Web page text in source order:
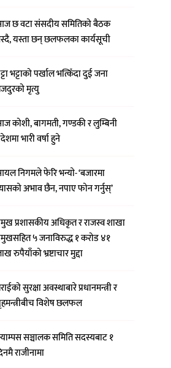
छ वटा संसदीय समितिको बैठक
यस्ता छन् छलफलका कार्यसूची
भट्टाको पर्खाल भत्किँदा दुई जना
मृत्यु
कोशी, बागमती, गण्डकी र लुम्बिनी
भारी वर्षा हुने
निगमले फेरि भन्याे- ‘बजारमा
अभाव छैन, नपाए फोन गर्नुस्’
प्रशासकीय अधिकृत र राजस्व शाखा
५ जनाविरुद्ध १ करोड ४१
रुपैयाँको भ्रष्टाचार मुद्दा
सुरक्षा अवस्थाबारे प्रधानमन्त्री र
विशेष छलफल
सञ्चालक समिति सदस्यबाट १
राजीनामा